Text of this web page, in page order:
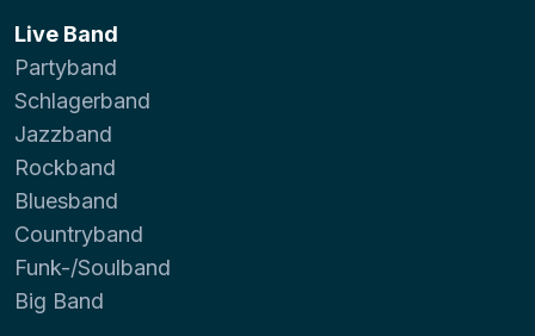
Live Band
Partyband
Schlagerband
Jazzband
Rockband
Bluesband
Countryband
Funk-/Soulband
Big Band